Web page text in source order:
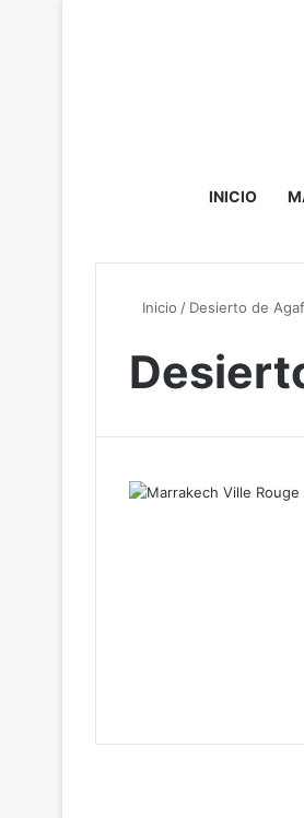
INICIO
Inicio / Desierto de